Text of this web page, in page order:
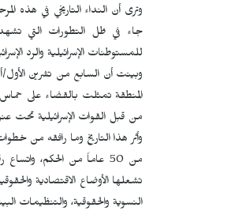
وترى أن النداء التاريخي في هذه
جاء في ظل التطورات التي
للمستوطنات الإسرائيلية والرد
وبينت أن السابع من تشرين الأول/
المنطقة تمثلت بالقضاء على
من قبل القوات الإسرائيلية تحت
وأثر هذا التاريخ وما رافقه من
من 50 عاماً من الحكم،
تشعلها الأوضاع الاقتصادية
النسوية والحقوقية، والتنظيمات